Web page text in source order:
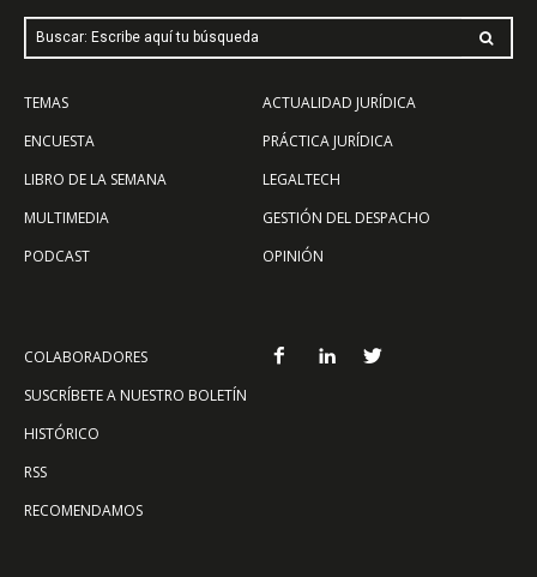
Buscar: Escribe aquí tu búsqueda
TEMAS
ENCUESTA
LIBRO DE LA SEMANA
MULTIMEDIA
PODCAST
ACTUALIDAD JURÍDICA
PRÁCTICA JURÍDICA
LEGALTECH
GESTIÓN DEL DESPACHO
OPINIÓN
COLABORADORES
SUSCRÍBETE A NUESTRO BOLETÍN
HISTÓRICO
RSS
RECOMENDAMOS